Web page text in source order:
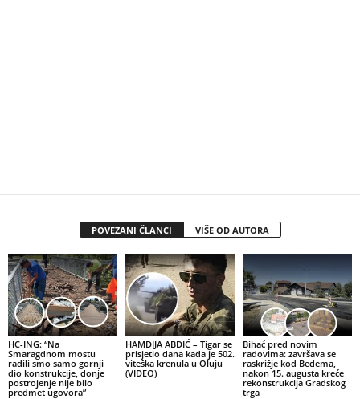
POVEZANI ČLANCI VIŠE OD AUTORA
HC-ING: “Na
Smaragdnom mostu
radili smo samo gornji
dio konstrukcije, donje
postrojenje nije bilo
predmet ugovora”
HAMDIJA ABDIĆ – Tigar se
prisjetio dana kada je 502.
viteška krenula u Oluju
(VIDEO)
Bihać pred novim
radovima: završava se
raskrižje kod Bedema,
nakon 15. augusta kreće
rekonstrukcija Gradskog
trga